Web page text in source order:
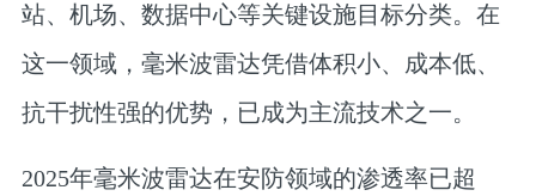
站、机场、数据中心等关键设施目标分类。在
这一领域，毫米波雷达凭借体积小、成本低、
抗干扰性强的优势，已成为主流技术之一。
2025年毫米波雷达在安防领域的渗透率已超